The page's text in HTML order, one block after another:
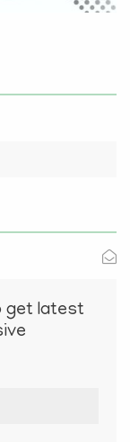
get latest